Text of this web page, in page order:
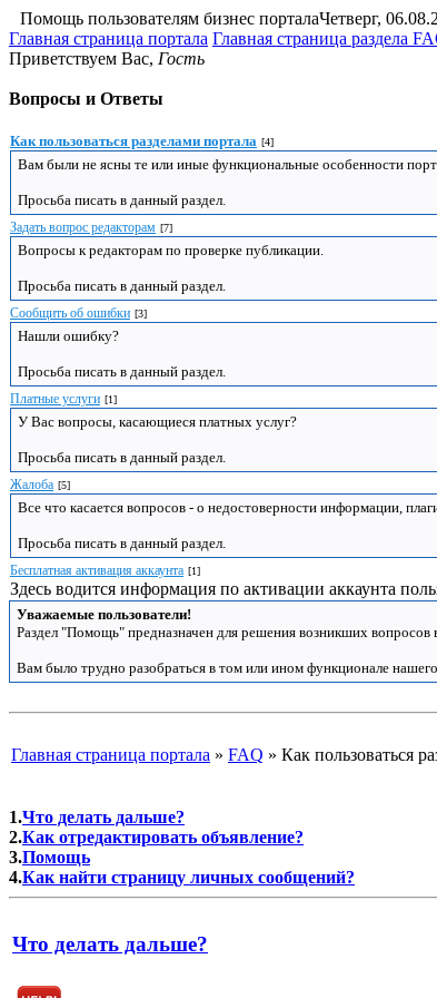
Помощь пользователям бизнес порталаЧетверг,
Главная страница портала Главная страница раздела
Приветствуем Вас, Гость
Вопросы и Ответы
Как пользоваться разделами портала [4]
Вам были не ясны те или иные функциональные особенности
Просьба писать в данный раздел.
Задать вопрос редакторам [7]
Вопросы к редакторам по проверке публикации.
Просьба писать в данный раздел.
Сообщить об ошибки [3]
Нашли ошибку?
Просьба писать в данный раздел.
Платные услуги [1]
У Вас вопросы, касающиеся платных услуг?
Просьба писать в данный раздел.
Жалоба [5]
Все что касается вопросов - о недостоверности информации,
Просьба писать в данный раздел.
Бесплатная активация аккаунта [1]
Здесь водится информация по активации аккаунта
Уважаемые пользователи!
Раздел "Помощь" предназначен для решения возникших вопросов
Вам было трудно разобраться в том или ином функционале
Главная страница портала » FAQ » Как пользоваться
1.Что делать дальше?
2.Как отредактировать объявление?
3.Помощь
4.Как найти страницу личных сообщений?
Что делать дальше?